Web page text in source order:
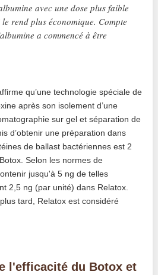
avec une dose plus faible
rend plus économique. Compte
a commencé à être
qu’une technologie spéciale de
après son isolement d’une
sur gel et séparation de
d’obtenir une préparation dans
de ballast bactériennes est 2
Selon les normes de
jusqu'à 5 ng de telles
2,5 ng (par unité) dans Relatox.
tard, Relatox est considéré
l'efficacité du Botox et